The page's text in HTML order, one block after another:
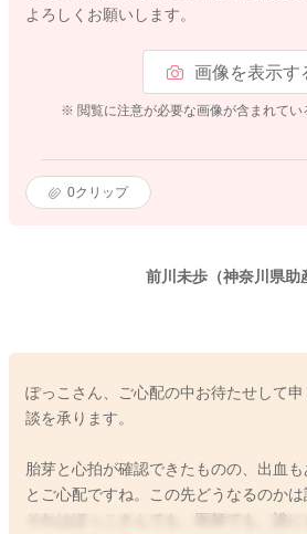
よろしくお願いします。
画像を表示す
※ 閲覧に注意が必要な画像が含まれてい
0クリップ
前川未歩（神奈川県助
ぽっこさん、ご心配の中お待たせして
談を承ります。
胎芽と心拍が確認できたものの、出血
とご心配ですね。この先どうなるのかは
それはぽっこさんでも、医師でも、誰に